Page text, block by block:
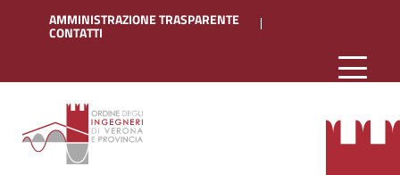
AMMINISTRAZIONE TRASPARENTE
CONTATTI